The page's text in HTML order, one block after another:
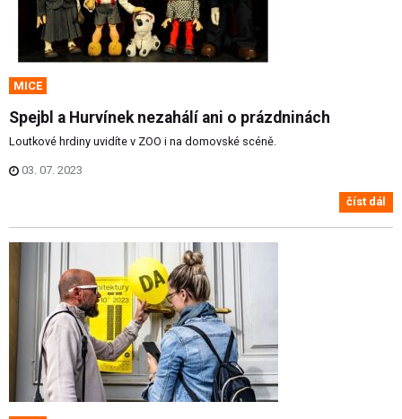
MICE
Spejbl a Hurvínek nezahálí ani o prázdninách
Loutkové hrdiny uvidíte v ZOO i na domovské scéně.
03. 07. 2023
číst dál